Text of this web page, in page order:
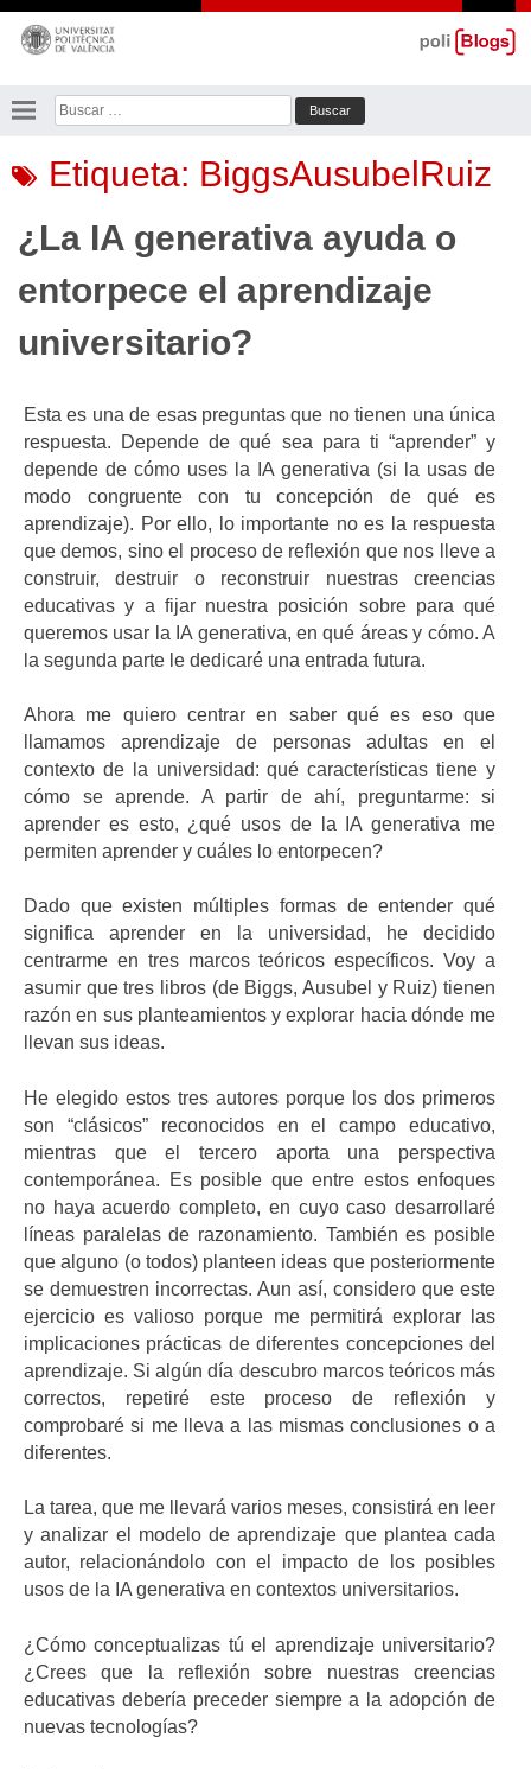
Saltar
contenido
Buscar:
Etiqueta: BiggsAusubelRuiz
¿La IA generativa ayuda o
entorpece el aprendizaje
universitario?
Esta es una de esas preguntas que no tienen una única
respuesta. Depende de qué sea para ti “aprender” y
depende de cómo uses la IA generativa (si la usas de
modo congruente con tu concepción de qué es
aprendizaje). Por ello, lo importante no es la respuesta
que demos, sino el proceso de reflexión que nos lleve a
construir, destruir o reconstruir nuestras creencias
educativas y a fijar nuestra posición sobre para qué
queremos usar la IA generativa, en qué áreas y cómo. A
la segunda parte le dedicaré una entrada futura.
Ahora me quiero centrar en saber qué es eso que
llamamos aprendizaje de personas adultas en el
contexto de la universidad: qué características tiene y
cómo se aprende. A partir de ahí, preguntarme: si
aprender es esto, ¿qué usos de la IA generativa me
permiten aprender y cuáles lo entorpecen?
Dado que existen múltiples formas de entender qué
significa aprender en la universidad, he decidido
centrarme en tres marcos teóricos específicos. Voy a
asumir que tres libros (de Biggs, Ausubel y Ruiz) tienen
razón en sus planteamientos y explorar hacia dónde me
llevan sus ideas.
He elegido estos tres autores porque los dos primeros
son “clásicos” reconocidos en el campo educativo,
mientras que el tercero aporta una perspectiva
contemporánea. Es posible que entre estos enfoques
no haya acuerdo completo, en cuyo caso desarrollaré
líneas paralelas de razonamiento. También es posible
que alguno (o todos) planteen ideas que posteriormente
se demuestren incorrectas. Aun así, considero que este
ejercicio es valioso porque me permitirá explorar las
implicaciones prácticas de diferentes concepciones del
aprendizaje. Si algún día descubro marcos teóricos más
correctos, repetiré este proceso de reflexión y
comprobaré si me lleva a las mismas conclusiones o a
diferentes.
La tarea, que me llevará varios meses, consistirá en leer
y analizar el modelo de aprendizaje que plantea cada
autor, relacionándolo con el impacto de los posibles
usos de la IA generativa en contextos universitarios.
¿Cómo conceptualizas tú el aprendizaje universitario?
¿Crees que la reflexión sobre nuestras creencias
educativas debería preceder siempre a la adopción de
nuevas tecnologías?